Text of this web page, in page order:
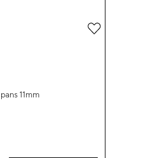
11mm
Ajouter